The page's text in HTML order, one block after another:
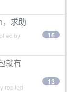
，求助
by 16
就有
replied
13